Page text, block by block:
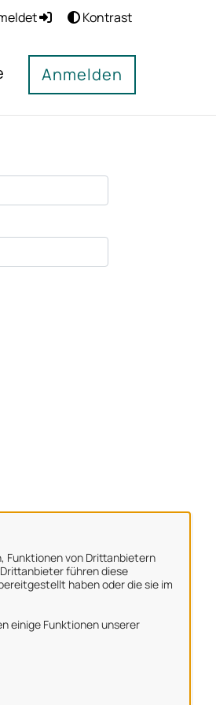
Funktionen von Drittanbietern
führen diese
haben oder die sie im
einige Funktionen unserer
Kontrast
Anmelden